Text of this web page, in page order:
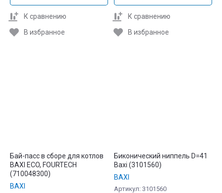
К сравнению
В избранное
К сравнению
В избранное
Бай-пасс в сборе для котлов
BAXI ECO, FOURTECH
(710048300)
BAXI
Биконический ниппель D=41
Baxi (3101560)
BAXI
Артикул: 3101560